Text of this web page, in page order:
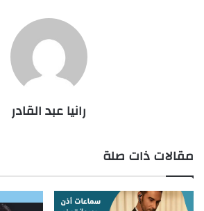
رانيا عبد القادر
مقالات ذات صلة